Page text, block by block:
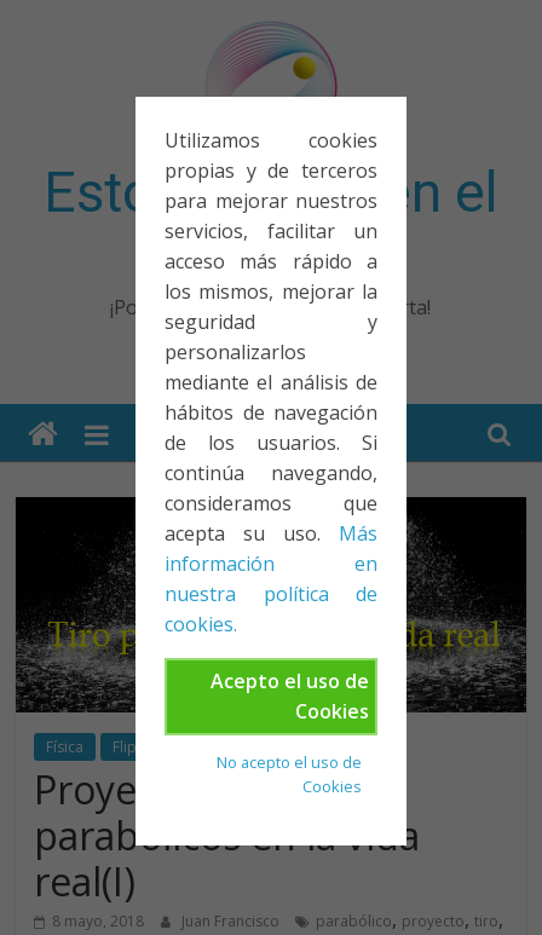
Utilizamos cookies
propias y de terceros
para mejorar nuestros
servicios, facilitar un
acceso más rápido a
los mismos, mejorar la
seguridad y
personalizarlos
mediante el análisis de
hábitos de navegación
de los usuarios. Si
continúa navegando,
consideramos que
acepta su uso. Más
información en
nuestra política de
cookies.
Acepto el uso de
Cookies
No acepto el uso de
Cookies
Esto no entra en el
examen
¡Porque no solo el examen importa!
Física Flipped
Proyecto: Tiros
parabólicos en la vida
real(I)
8 mayo, 2018 Juan Francisco parabólico, proyecto,tiro,